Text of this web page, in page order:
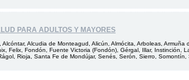
PARA ADULTOS Y MAYORES
Alcudia de Monteagud, Alicún, Almócita, Arboleas,
Felix, Fondón, Fuente Victoria (Fondón), Gérgal, Illar, Instinción,
Rioja, Santa Fe de Mondújar, Senés, Serón, Sierro,